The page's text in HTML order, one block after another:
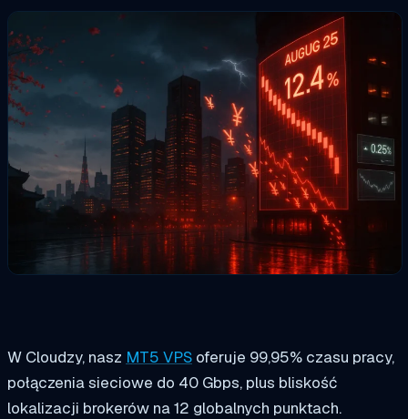
W Cloudzy, nasz MT5 VPS oferuje 99,95% czasu pracy,
połączenia sieciowe do 40 Gbps, plus bliskość
lokalizacji brokerów na 12 globalnych punktach.